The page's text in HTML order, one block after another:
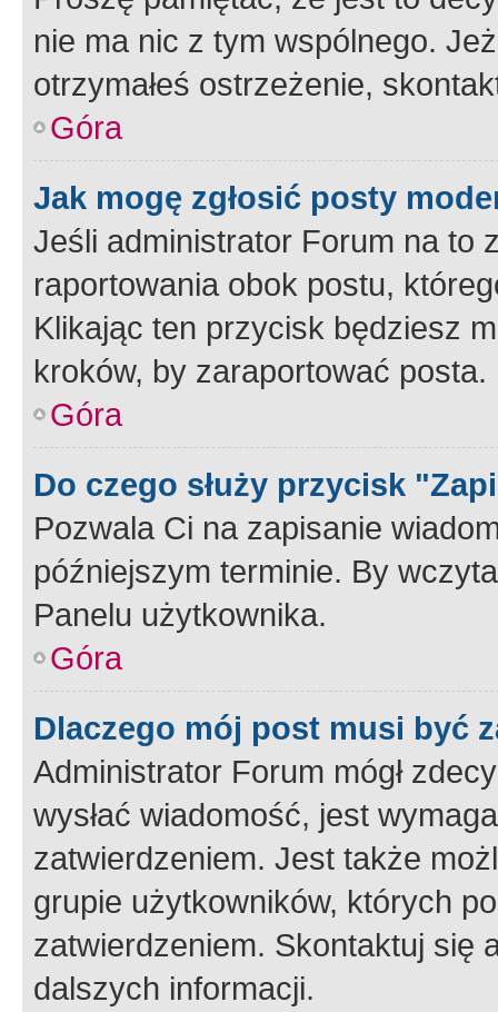
nie ma nic z tym wspólnego.
otrzymałeś ostrzeżenie,
Góra
Jak mogę zgłosić posty
Jeśli administrator Forum na to
raportowania obok postu,
Klikając ten przycisk będziesz
kroków, by zaraportować posta.
Góra
Do czego służy przycisk
Pozwala Ci na zapisanie
późniejszym terminie. By
Panelu użytkownika.
Góra
Dlaczego mój post musi być
Administrator Forum mógł
wysłać wiadomość, jest
zatwierdzeniem. Jest także
grupie użytkowników, których
zatwierdzeniem. Skontaktuj się
dalszych informacji.